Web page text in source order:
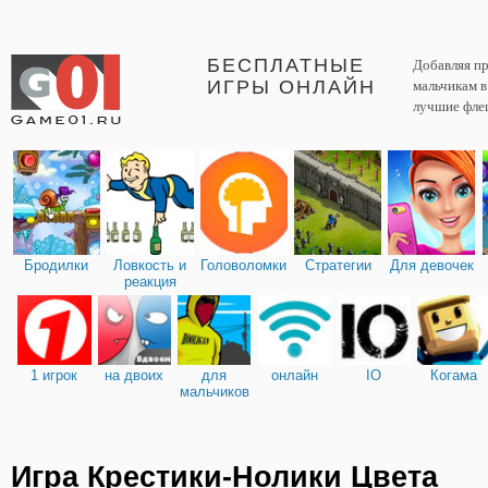
БЕСПЛАТНЫЕ
ИГРЫ ОНЛАЙН
Добавляя
мальчикам
лучшие
Бродилки
Ловкость и
реакция
Головоломки Стратегии Для девочек
1 игрок на двоих
для
мальчиков
онлайн IO Когама
Игра Крестики-Нолики Цвета